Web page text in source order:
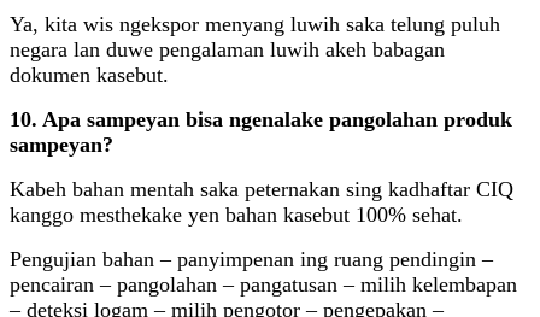
Ya, kita wis ngekspor menyang luwih saka telung puluh
negara lan duwe pengalaman luwih akeh babagan
dokumen kasebut.
10. Apa sampeyan bisa ngenalake pangolahan produk
sampeyan?
Kabeh bahan mentah saka peternakan sing kadhaftar CIQ
kanggo mesthekake yen bahan kasebut 100% sehat.
Pengujian bahan – panyimpenan ing ruang pendingin –
pencairan – pangolahan – pangatusan – milih kelembapan
– deteksi logam – milih pengotor – pengepakan –